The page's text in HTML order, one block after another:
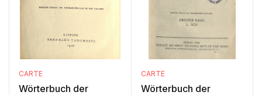
CARTE
Wörterbuch der
CARTE
Wörterbuch der